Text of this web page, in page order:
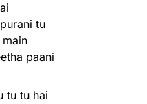
tu
paani
tu tu hai